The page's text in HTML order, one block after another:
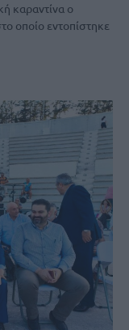
καραντίνα ο
οποίο εντοπίστηκε